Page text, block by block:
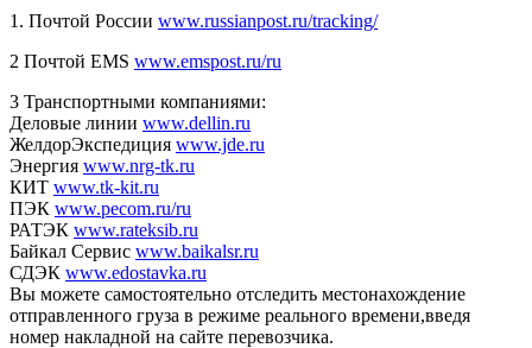
1. Почтой России www.russianpost.ru/tracking/
2 Почтой EMS www.emspost.ru/ru
3 Транспортными компаниями:
Деловые линии www.dellin.ru
ЖелдорЭкспедиция www.jde.ru
Энергия www.nrg-tk.ru
КИТ www.tk-kit.ru
ПЭК www.pecom.ru/ru
РАТЭК www.rateksib.ru
Байкал Сервис www.baikalsr.ru
СДЭК www.edostavka.ru
Вы можете самостоятельно отследить местонахождение
отправленного груза в режиме реального времени,введя
номер накладной на сайте перевозчика.